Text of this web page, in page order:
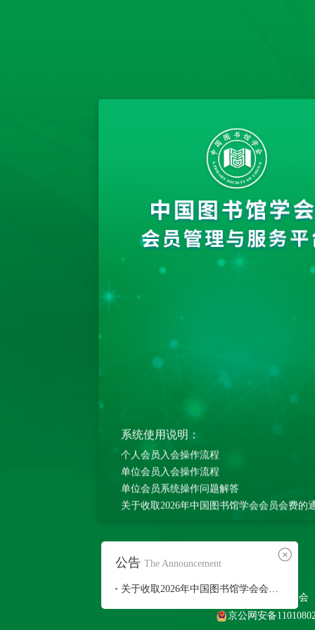
系统使用说明：
个人会员入会操作流程
单位会员入会操作流程
单位会员系统操作问题解答
关于收取2026年中国图书馆学会会员会费的
公告 The Announcement
关于收取2026年中国图书馆学会会员会费的通知
版权：中国图书馆学会
京公网安备